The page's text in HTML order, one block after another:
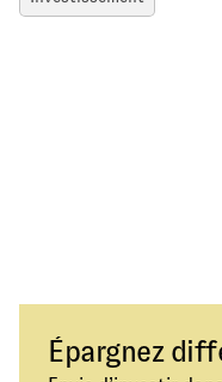
Épargnez